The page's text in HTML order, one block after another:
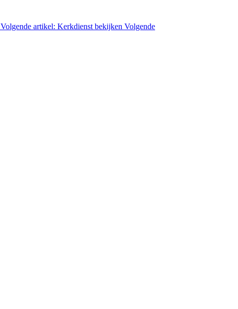
Volgende artikel: Kerkdienst bekijken Volgende